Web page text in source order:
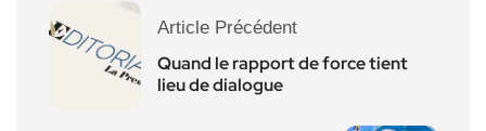
Article Précédent
Quand le rapport de force tient
lieu de dialogue